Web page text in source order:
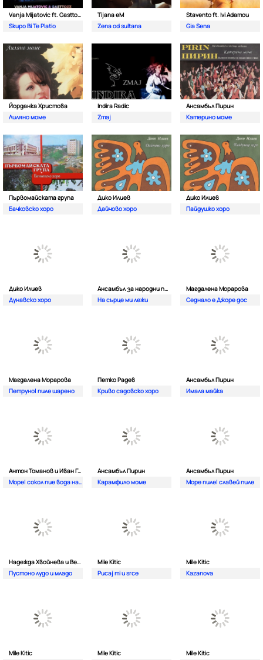
Vanja Mijatovic ft. Gasttozz
Skupo Bi Te Platio
Tijana eM
Zena od sultana
Stavento ft. Ivi Adamou
Gia Sena
Йорданка Христова
Лиляно моме
Indira Radic
Zmaj
Ансамбъл Пирин
Катерино моме
Първомайската група
Бачковско хоро
Дико Илиев
Дайчово хоро
Дико Илиев
Пайдушко хоро
Дико Илиев
Дунавско хоро
Ансамбъл за народни песни Разлог
На сърце ми лежи
Магдалена Морарова
Седнало е Джоре дос
Магдалена Морарова
Петруно| пиле шарено
Петко Радев
Криво садовско хоро
Ансамбъл Пирин
Имала майка
Антон Томанов и Иван Гоцев
Море| сокол пие вода на Вардаро
Ансамбъл Пирин
Карамфило моме
Ансамбъл Пирин
Море пиле| славей пиле
Надежда Хвойнева и Веселина Каналева
Пустоно лудо и младо
Mile Kitic
Pucaj mi u srce
Mile Kitic
Kazanova
Mile Kitic
Mile Kitic
Mile Kitic